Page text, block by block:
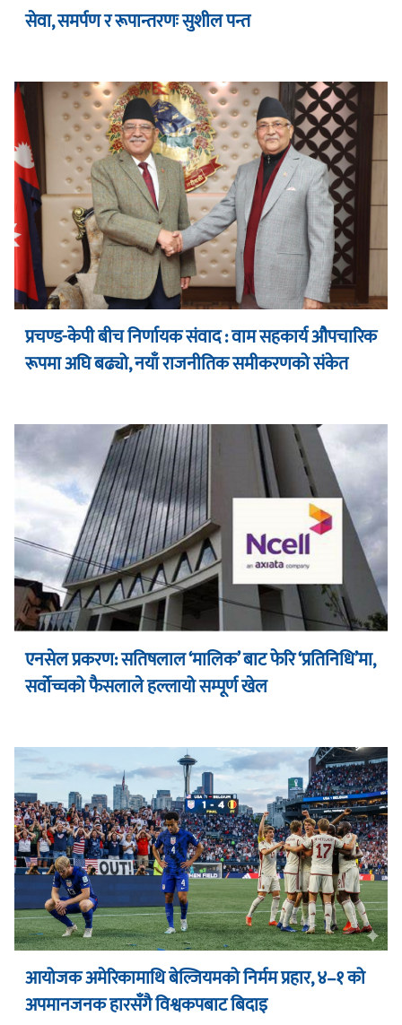
सेवा, समर्पण र रूपान्तरणः सुशील पन्त
प्रचण्ड-केपी बीच निर्णायक संवाद : वाम सहकार्य औपचारिक
रूपमा अघि बढ्यो, नयाँ राजनीतिक समीकरणको संकेत
एनसेल प्रकरण: सतिषलाल ‘मालिक’ बाट फेरि ‘प्रतिनिधि’मा,
सर्वोच्चको फैसलाले हल्लायो सम्पूर्ण खेल
आयोजक अमेरिकामाथि बेल्जियमको निर्मम प्रहार, ४–१ को
अपमानजनक हारसँगै विश्वकपबाट बिदाइ